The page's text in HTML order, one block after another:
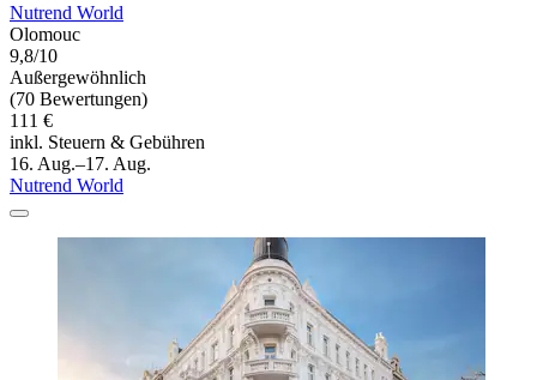
Nutrend World
Olomouc
9,8/10
Außergewöhnlich
(70 Bewertungen)
111 €
inkl. Steuern & Gebühren
16. Aug.–17. Aug.
Nutrend World